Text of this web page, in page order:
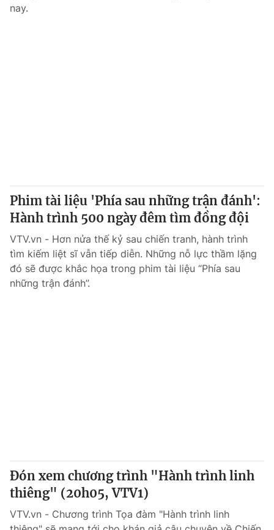
nay.
Phim tài liệu 'Phía sau những trận đánh':
Hành trình 500 ngày đêm tìm đồng đội
VTV.vn - Hơn nửa thế kỷ sau chiến tranh, hành trình
tìm kiếm liệt sĩ vẫn tiếp diễn. Những nỗ lực thầm lặng
đó sẽ được khắc họa trong phim tài liệu “Phía sau
những trận đánh”.
Đón xem chương trình "Hành trình linh
thiêng" (20h05, VTV1)
VTV.vn - Chương trình Tọa đàm "Hành trình linh